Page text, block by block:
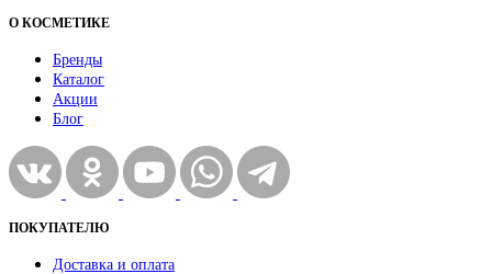
О КОСМЕТИКЕ
Бренды
Каталог
Акции
Блог
ПОКУПАТЕЛЮ
Доставка и оплата